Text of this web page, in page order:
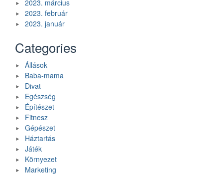
2023. március
2023. február
2023. január
Categories
Állások
Baba-mama
Divat
Egészség
Építészet
Fitnesz
Gépészet
Háztartás
Játék
Környezet
Marketing